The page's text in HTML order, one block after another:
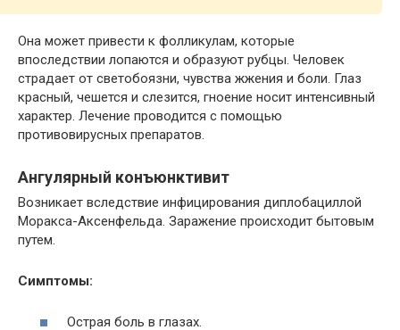
Она может привести к фолликулам, которые
впоследствии лопаются и образуют рубцы. Человек
страдает от светобоязни, чувства жжения и боли. Глаз
красный, чешется и слезится, гноение носит интенсивный
характер. Лечение проводится с помощью
противовирусных препаратов.
Ангулярный конъюнктивит
Возникает вследствие инфицирования диплобациллой
Моракса-Аксенфельда. Заражение происходит бытовым
путем.
Симптомы:
Острая боль в глазах.